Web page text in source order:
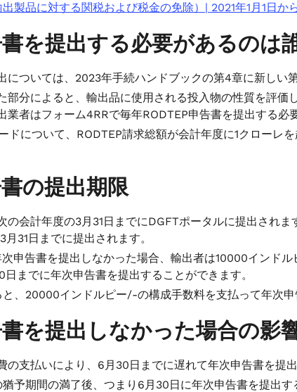
製品に対する関税および税金の免除）| 2021年1月1日か
を提出する必要があるのは
については、2023年手続ハンドブックの第4章に新しい
部分によると、輸出品に使用される投入物の性質を評価
業者はフォーム4RRで毎年RODTEP申告書を提出する必
ドについて、RODTEP請求総額が会計年度に1クローレ
の提出期限
の会計年度の3月31日までにDGFTポータルに提出され
31日までに提出されます。
次申告書を提出しなかった場合、輸出者は10000インド
までに年次申告書を提出することができます。
、20000インドルピー/-の構成手数料を支払って年次申
を提出しなかった場合の影
の支払いにより、6月30日までに遅れて年次申告書を提出
予期間の満了後、つまり6月30日に年次申告書を提出